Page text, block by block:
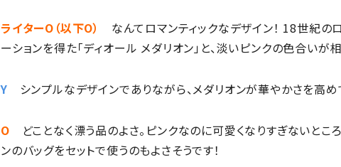
ライターO（以下O）
なんてロマンティックなデザイン！ 18世紀の
ーションを得た「ディオール メダリオン」と、淡いピンクの色合いが
Y シンプルなデザインでありながら、メダリオンが華やかさを高め
O
どことなく漂う品のよさ。ピンクなのに可愛くなりすぎないとこ
ンのバッグをセットで使うのもよさそうです！